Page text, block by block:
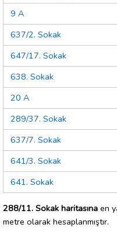
9 A
637/2. Sokak
647/17. Sokak
638. Sokak
20 A
289/37. Sokak
637/7. Sokak
641/3. Sokak
641. Sokak
288/11. Sokak haritasına en
metre olarak hesaplanmıştır.